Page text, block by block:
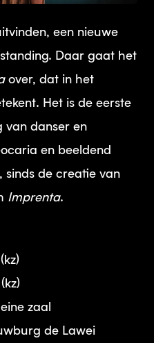
een nieuwe
Daar gaat het
over, dat in het
Het is de eerste
van danser en
en beeldend
sinds de creatie van
Imprenta.
zaal
de Lawei